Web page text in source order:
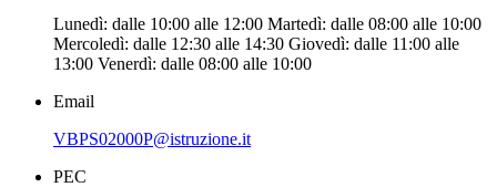
Lunedì: dalle 10:00 alle 12:00 Martedì: dalle 08:00 alle 10:00
Mercoledì: dalle 12:30 alle 14:30 Giovedì: dalle 11:00 alle
13:00 Venerdì: dalle 08:00 alle 10:00
Email
VBPS02000P@istruzione.it
PEC